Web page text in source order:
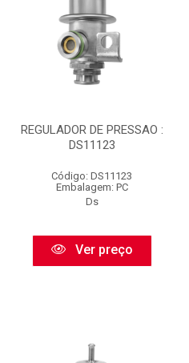
REGULADOR DE PRESSAO :
DS11123
Código: DS11123
Embalagem: PC
Ds
Ver preço